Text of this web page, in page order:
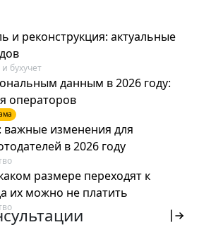
и реконструкция: актуальные
бухучет
данным в 2026 году:
операторов
изменения для
в 2026 году
размере переходят к
их можно не платить